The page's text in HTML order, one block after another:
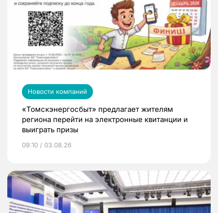
Новости компаний
«Томскэнергосбыт» предлагает жителям
региона перейти на электронные квитанции и
выиграть призы
09:10 / 03.08.26